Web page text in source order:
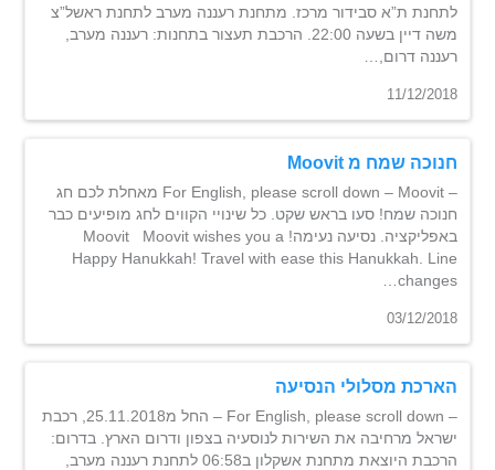
לתחנת ת”א סבידור מרכז. מתחנת רעננה מערב לתחנת ראשל”צ
משה דיין בשעה 22:00. הרכבת תעצור בתחנות: רעננה מערב,
רעננה דרום,…
11/12/2018
חנוכה שמח מ Moovit
– For English, please scroll down – Moovit מאחלת לכם חג
חנוכה שמח! סעו בראש שקט. ‎כל שינויי הקווים‎ לחג‎ מופיעים כבר
באפליקציה. נסיעה נעימה! Moovit Moovit wishes you a
Happy Hanukkah! Travel with ease this Hanukkah. Line
changes…
03/12/2018
הארכת מסלולי הנסיעה
– For English, please scroll down – החל מ25.11.2018, רכבת
ישראל מרחיבה את השירות לנוסעיה בצפון ודרום הארץ. בדרום:
הרכבת היוצאת מתחנת אשקלון ב06:58 לתחנת רעננה מערב,